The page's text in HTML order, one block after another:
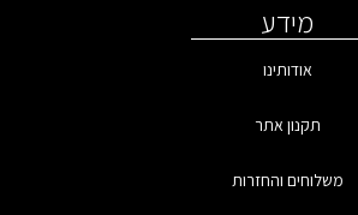
מידע
אודותינו
תקנון אתר
משלוחים והחזרות